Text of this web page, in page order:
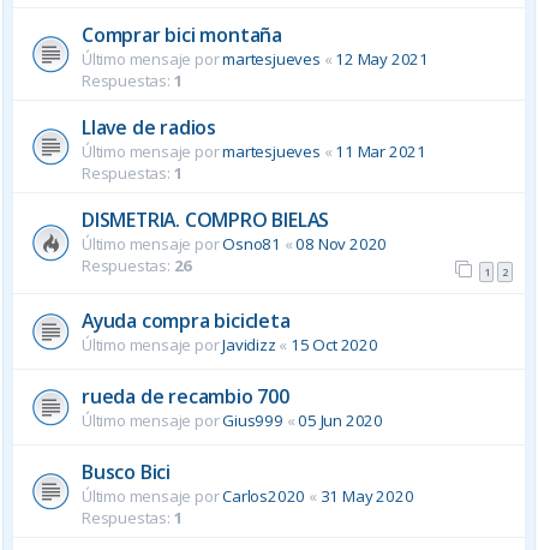
Comprar bici montaña
Último mensaje pormartesjueves « 12 May 2021
Respuestas: 1
Llave de radios
Último mensaje pormartesjueves « 11 Mar 2021
Respuestas: 1
DISMETRIA. COMPRO BIELAS
Último mensaje porOsno81 «08 Nov 2020
Respuestas: 26 1 2
Ayuda compra bicicleta
Último mensaje porJavidizz « 15 Oct 2020
rueda de recambio 700
Último mensaje porGius999 «05 Jun 2020
Busco Bici
Último mensaje porCarlos2020 « 31 May 2020
Respuestas: 1